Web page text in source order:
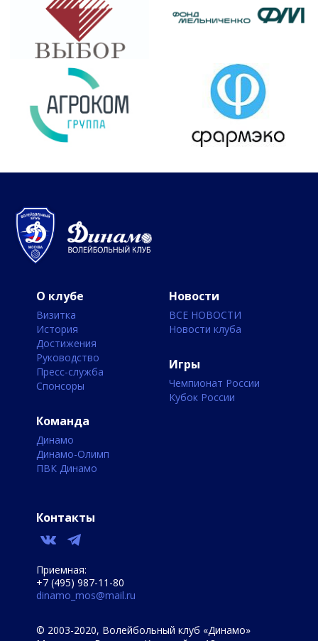
О клубе
Визитка
История
Достижения
Руководство
Пресс-служба
Спонсоры
Команда
Динамо
Динамо-Олимп
ПВК Динамо
Новости
ВСЕ НОВОСТИ
Новости клуба
Игры
Чемпионат России
Кубок России
Контакты
Приемная:
+7 (495) 987-11-80
dinamo_mos@mail.ru
© 2003-2020, Волейбольный клуб «Динамо»